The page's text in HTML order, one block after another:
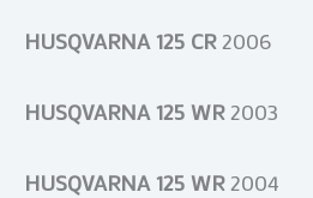
HUSQVARNA 125 CR2006
HUSQVARNA 125 WR2003
HUSQVARNA 125 WR2004